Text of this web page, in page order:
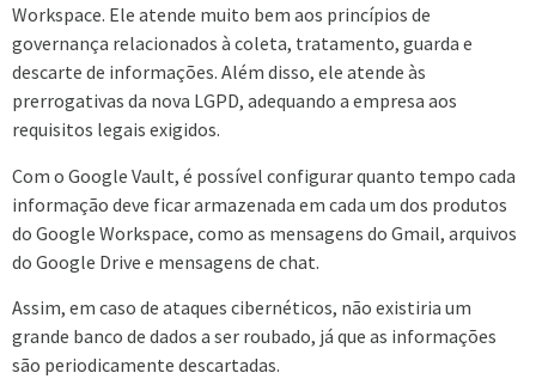
Workspace. Ele atende muito bem aos princípios de
governança relacionados à coleta, tratamento, guarda e
descarte de informações. Além disso, ele atende às
prerrogativas da nova LGPD, adequando a empresa aos
requisitos legais exigidos.
Com o Google Vault, é possível configurar quanto tempo cada
informação deve ficar armazenada em cada um dos produtos
do Google Workspace, como as mensagens do Gmail, arquivos
do Google Drive e mensagens de chat.
Assim, em caso de ataques cibernéticos, não existiria um
grande banco de dados a ser roubado, já que as informações
são periodicamente descartadas.